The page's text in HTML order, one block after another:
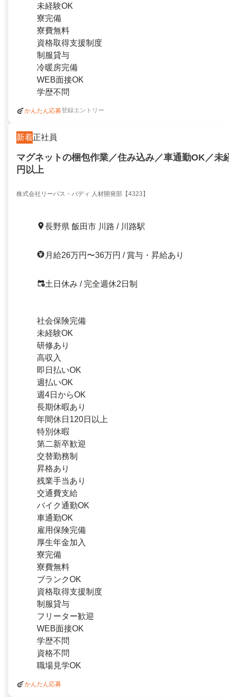
未経験OK
寮完備
寮費無料
資格取得支援制度
制服貸与
冷暖房完備
WEB面接OK
学歴不問
かんたん応募登録エントリー
新着正社員
マグネットの梱包作業／住み込み／車通勤OK／未
円以上
株式会社リーパス・バディ 人材開発部【4323】
長野県 飯田市 川路 / 川路駅
月給26万円〜36万円 / 賞与・昇給あり
土日休み / 完全週休2日制
社会保険完備
未経験OK
研修あり
高収入
即日払いOK
週払いOK
週4日からOK
長期休暇あり
年間休日120日以上
特別休暇
第二新卒歓迎
交替勤務制
昇格あり
残業手当あり
交通費支給
バイク通勤OK
車通勤OK
雇用保険完備
厚生年金加入
寮完備
寮費無料
ブランクOK
資格取得支援制度
制服貸与
フリーター歓迎
WEB面接OK
学歴不問
資格不問
職場見学OK
かんたん応募